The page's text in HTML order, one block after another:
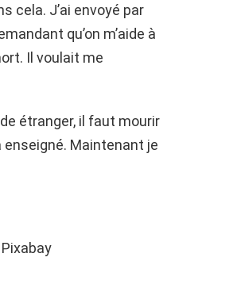
cela. J’ai envoyé par
qu’on m’aide à
Il voulait me
étranger, il faut mourir
enseigné. Maintenant je